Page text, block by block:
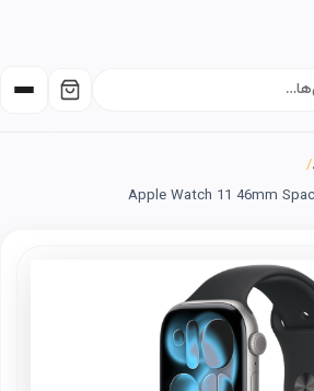
/
Apple Watch 11 46mm